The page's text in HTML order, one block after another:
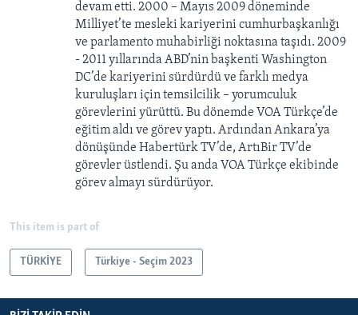
devam etti. 2000 – Mayıs 2009 döneminde
Milliyet’te mesleki kariyerini cumhurbaşkanlığı
ve parlamento muhabirliği noktasına taşıdı. 2009
- 2011 yıllarında ABD’nin başkenti Washington
DC’de kariyerini sürdürdü ve farklı medya
kuruluşları için temsilcilik – yorumculuk
görevlerini yürüttü. Bu dönemde VOA Türkçe’de
eğitim aldı ve görev yaptı. Ardından Ankara’ya
dönüşünde Habertürk TV’de, ArtıBir TV’de
görevler üstlendi. Şu anda VOA Türkçe ekibinde
görev almayı sürdürüyor.
This item is part of
TÜRKİYE Türkiye - Seçim 2023